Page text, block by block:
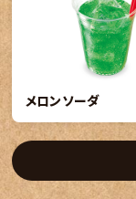
メロンソーダ